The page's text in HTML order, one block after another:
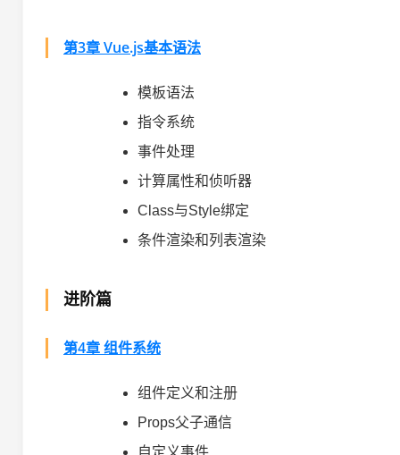
第3章 Vue.js基本语法
模板语法
指令系统
事件处理
计算属性和侦听器
Class与Style绑定
条件渲染和列表渲染
进阶篇
第4章 组件系统
组件定义和注册
Props父子通信
自定义事件